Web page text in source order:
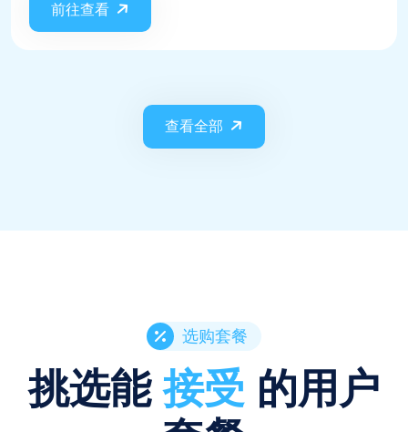
前往查看
查看全部
选购套餐
挑选能接受 的用户